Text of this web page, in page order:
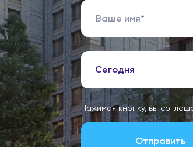
Сегодня
Нажимая кнопку, вы
Отправить